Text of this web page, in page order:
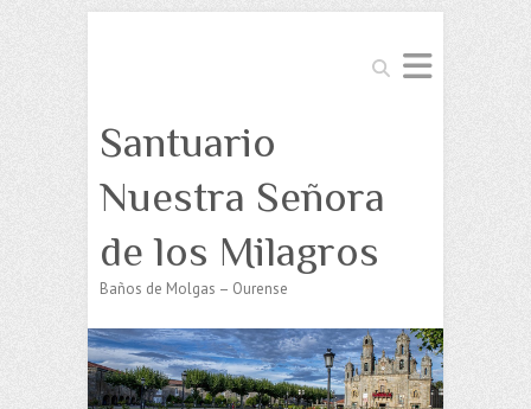
Buscar
Santuario
Nuestra Señora
de los Milagros
Baños de Molgas – Ourense